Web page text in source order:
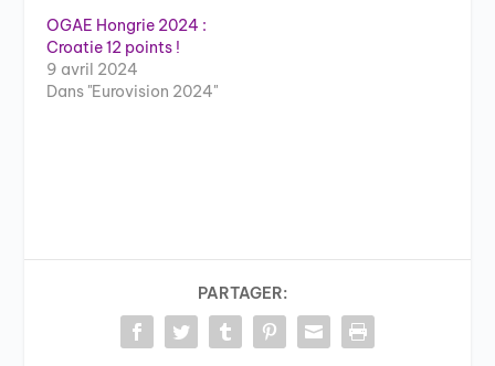
OGAE Hongrie 2024 :
Croatie 12 points !
9 avril 2024
Dans "Eurovision 2024"
PARTAGER: